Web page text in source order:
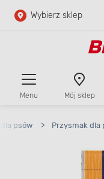
Przejdź do
Wybierz sklep
Menu Mój sklep
psów > Przysmak dla